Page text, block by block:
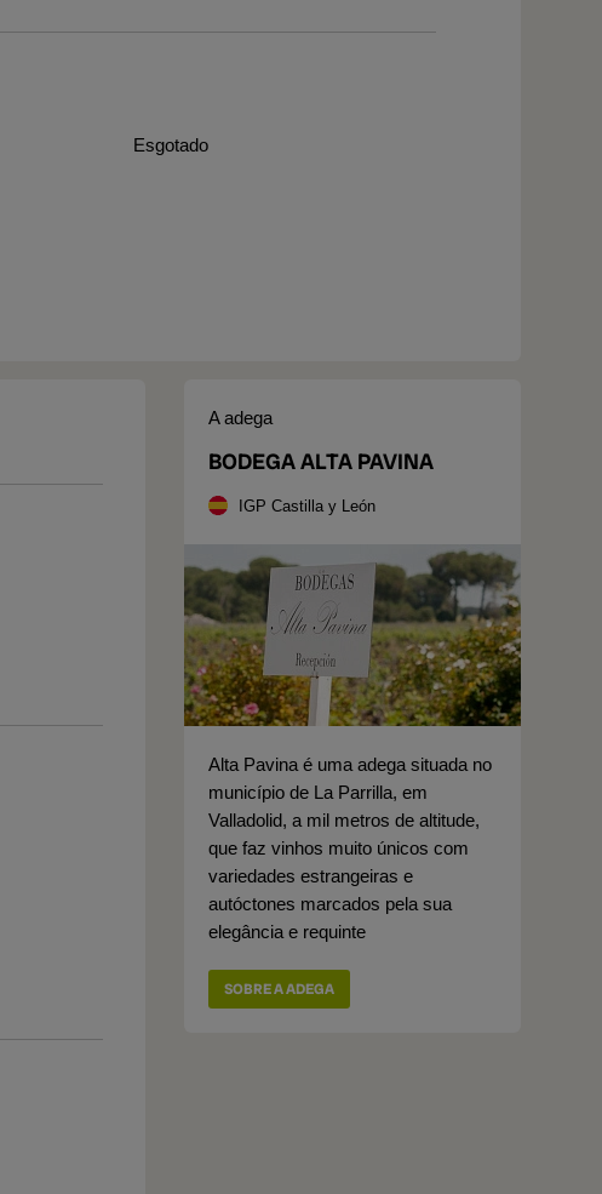
Esgotado
A adega
BODEGA ALTA PAVINA
IGP Castilla y León
Alta Pavina é uma adega situada no
município de La Parrilla, em
Valladolid, a mil metros de altitude,
que faz vinhos muito únicos com
variedades estrangeiras e
autóctones marcados pela sua
elegância e requinte
SOBRE A ADEGA